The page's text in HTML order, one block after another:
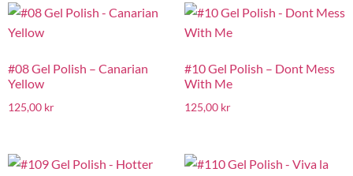
#08 Gel Polish – Canarian
Yellow
125,00 kr
#10 Gel Polish – Dont Mess
With Me
125,00 kr